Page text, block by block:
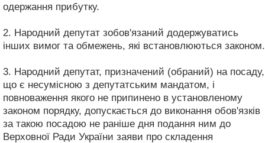
одержання прибутку.
2. Народний депутат зобов'язаний додержуватись
інших вимог та обмежень, які встановлюються законом.
3. Народний депутат, призначений (обраний) на посаду,
що є несумісною з депутатським мандатом, і
повноваження якого не припинено в установленому
законом порядку, допускається до виконання обов'язків
за такою посадою не раніше дня подання ним до
Верховної Ради України заяви про складення